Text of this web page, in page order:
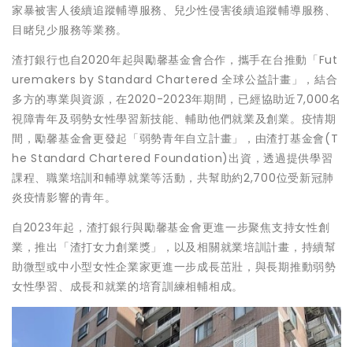
家暴被害人後續追蹤輔導服務、兒少性侵害後續追蹤輔導服務、
目睹兒少服務等業務。
渣打銀行也自2020年起與勵馨基金會合作，攜手在台推動「Fut
uremakers by Standard Chartered 全球公益計畫」，結合
多方的專業與資源，在2020-2023年期間，已經協助近7,000名
視障青年及弱勢女性學習新技能、輔助他們就業及創業。疫情期
間，勵馨基金會更發起「弱勢青年自立計畫」，由渣打基金會(T
he Standard Chartered Foundation)出資，透過提供學習
課程、職業培訓和輔導就業等活動，共幫助約2,700位受新冠肺
炎疫情影響的青年。
自2023年起，渣打銀行與勵馨基金會更進一步聚焦支持女性創
業，推出「渣打女力創業獎」，以及相關就業培訓計畫，持續幫
助微型或中小型女性企業家更進一步成長茁壯，與長期推動弱勢
女性學習、成長和就業的培育訓練相輔相成。